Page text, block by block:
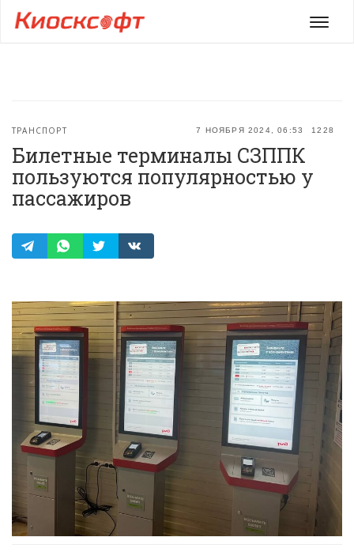
Меню
7 НОЯБРЯ 2024, 06:53 1228
ТРАНСПОРТ
Билетные терминалы СЗППК
пользуются популярностью у
пассажиров